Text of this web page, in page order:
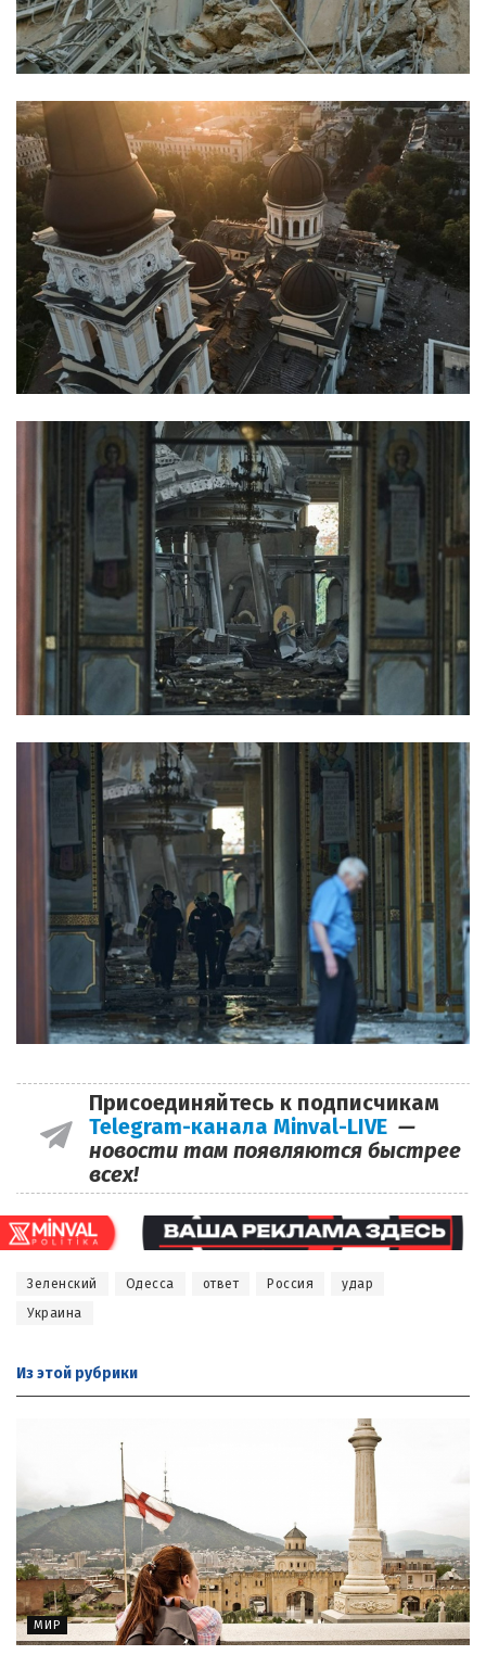
Присоединяйтесь к подписчикам
Telegram-канала Minval-LIVE —
новости там появляются быстрее
всех!
Зеленский Одесса ответ Россия
удар
Украина
Из этой рубрики
МИР